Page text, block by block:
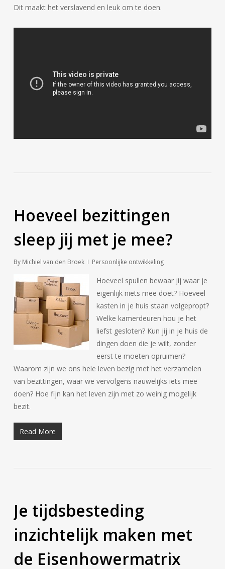
Dit maakt het verslavend en leuk om te doen.
Hoeveel bezittingen
sleep jij met je mee?
By Michiel van den Broek Persoonlijke ontwikkeling
Hoeveel spullen bewaar jij waar je
eigenlijk niets mee doet? Hoeveel
kasten in je huis staan volgepropt?
Welke kamerdeuren hou je het
liefst gesloten? Kun jij in je huis de
dingen doen die je wilt, zonder
eerst te moeten opruimen?
Waarom zijn we ons hele leven bezig met het verzamelen
van bezittingen, waar we vervolgens nauwelijks iets mee
doen? Hoe fijn kan het leven zijn met zo weinig mogelijk
bezit.
Read More
Je tijdsbesteding
inzichtelijk maken met
de Eisenhowermatrix